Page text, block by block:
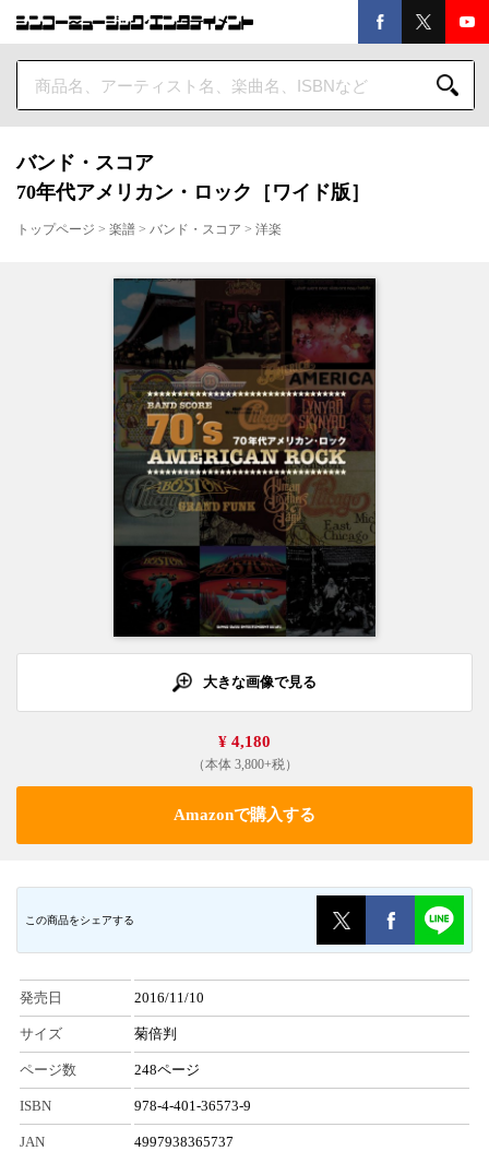
バンド・スコア
70年代アメリカン・ロック［ワイド版］
トップページ > 楽譜 > バンド・スコア > 洋楽
大きな画像で見る
¥ 4,180
（本体 3,800+税）
Amazonで購入する
この商品をシェアする
発売日 2016/11/10
サイズ 菊倍判
ページ数 248ページ
ISBN 978-4-401-36573-9
JAN 4997938365737